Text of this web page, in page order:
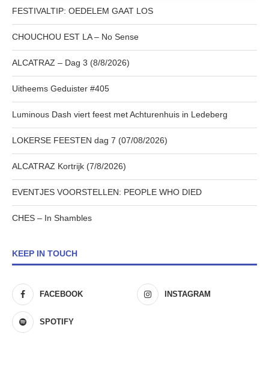
FESTIVALTIP: OEDELEM GAAT LOS
CHOUCHOU EST LA – No Sense
ALCATRAZ – Dag 3 (8/8/2026)
Uitheems Geduister #405
Luminous Dash viert feest met Achturenhuis in Ledeberg
LOKERSE FEESTEN dag 7 (07/08/2026)
ALCATRAZ Kortrijk (7/8/2026)
EVENTJES VOORSTELLEN: PEOPLE WHO DIED
CHES – In Shambles
KEEP IN TOUCH
FACEBOOK INSTAGRAM
SPOTIFY